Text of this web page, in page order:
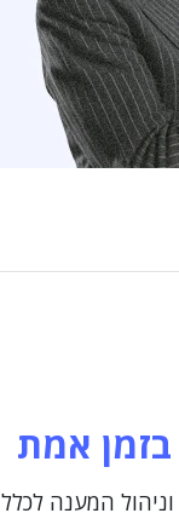
אמת
המענה לכלל